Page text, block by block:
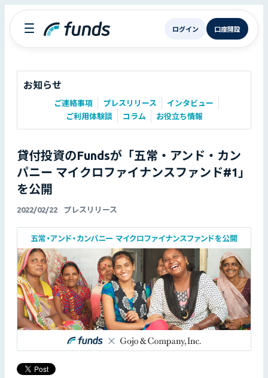
ログイン 口座開設
お知らせ
ご連絡事項 プレスリリース
インタビュー
ご利用体験談
コラム お役立ち情報
貸付投資のFundsが「五常・アンド・カン
パニー マイクロファイナンスファンド#1」
を公開
2022/02/22 プレスリリース